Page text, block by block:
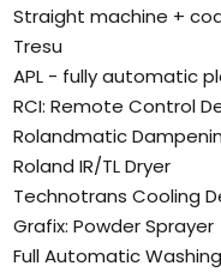
Straight machine +
Tresu
APL - fully automatic
RCI: Remote Control
Rolandmatic
Roland IR/TL Dryer
Technotrans Cooling
Grafix: Powder Sprayer
Full Automatic